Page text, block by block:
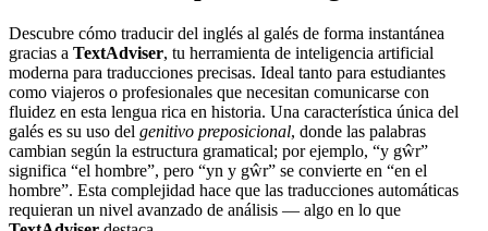
Descubre cómo traducir del inglés al galés de forma instantánea
gracias a TextAdviser, tu herramienta de inteligencia artificial
moderna para traducciones precisas. Ideal tanto para estudiantes
como viajeros o profesionales que necesitan comunicarse con
fluidez en esta lengua rica en historia. Una característica única del
galés es su uso del genitivo preposicional, donde las palabras
cambian según la estructura gramatical; por ejemplo, “y gŵr”
significa “el hombre”, pero “yn y gŵr” se convierte en “en el
hombre”. Esta complejidad hace que las traducciones automáticas
requieran un nivel avanzado de análisis — algo en lo que